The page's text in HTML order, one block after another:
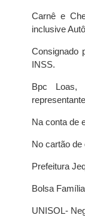
Carnê e
inclusive
Consignado
INSS.
Bpc Loas,
Na conta de
No cartão de
Prefeitura
Bolsa
UNISOL-